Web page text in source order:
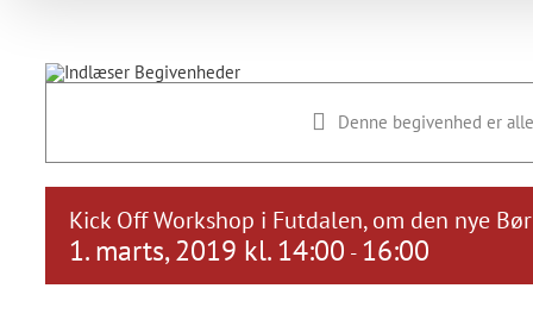
Denne begivenhed er
Kick Off Workshop i Futdalen, om den nye
1. marts, 2019 kl. 14:00 - 16:00